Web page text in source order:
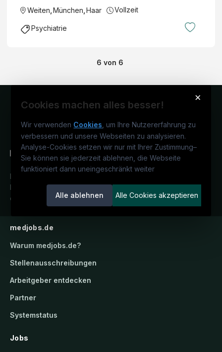
Obe
rbay
ern
Weiten, München, Haar Vollzeit
Psychiatrie
6 von 6
×
Cookies machen alles besser!
Wir verwenden Cookies , um Ihre Nutzererfahrung zu
verbessern und unsere Webseiten zu analysieren.
Analyse-Cookies setzen wir nur mit Ihrer Zustimmung–
Sie können sie jederzeit ablehnen, die Webseite
funktioniert dann uneingeschränkt weiter
Alle ablehnen Alle Cookies akzeptieren
Deutschlands medizinisches
Karriereportal.Ein Service der
candidatis GmbH.
medjobs.de
Warum medjobs.de?
Stellenausschreibungen
Arbeitgeber entdecken
Partner
Systemstatus
Jobs